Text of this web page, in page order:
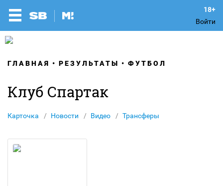
Войти
ГЛАВНАЯ РЕЗУЛЬТАТЫ ФУТБОЛ
Клуб Спартак
Карточка Новости Видео Трансферы